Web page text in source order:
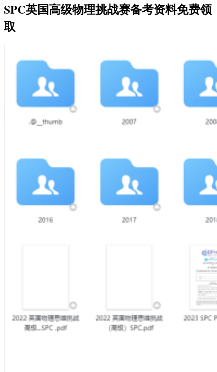
SPC英国高级物理挑战赛备考资料免费领
取